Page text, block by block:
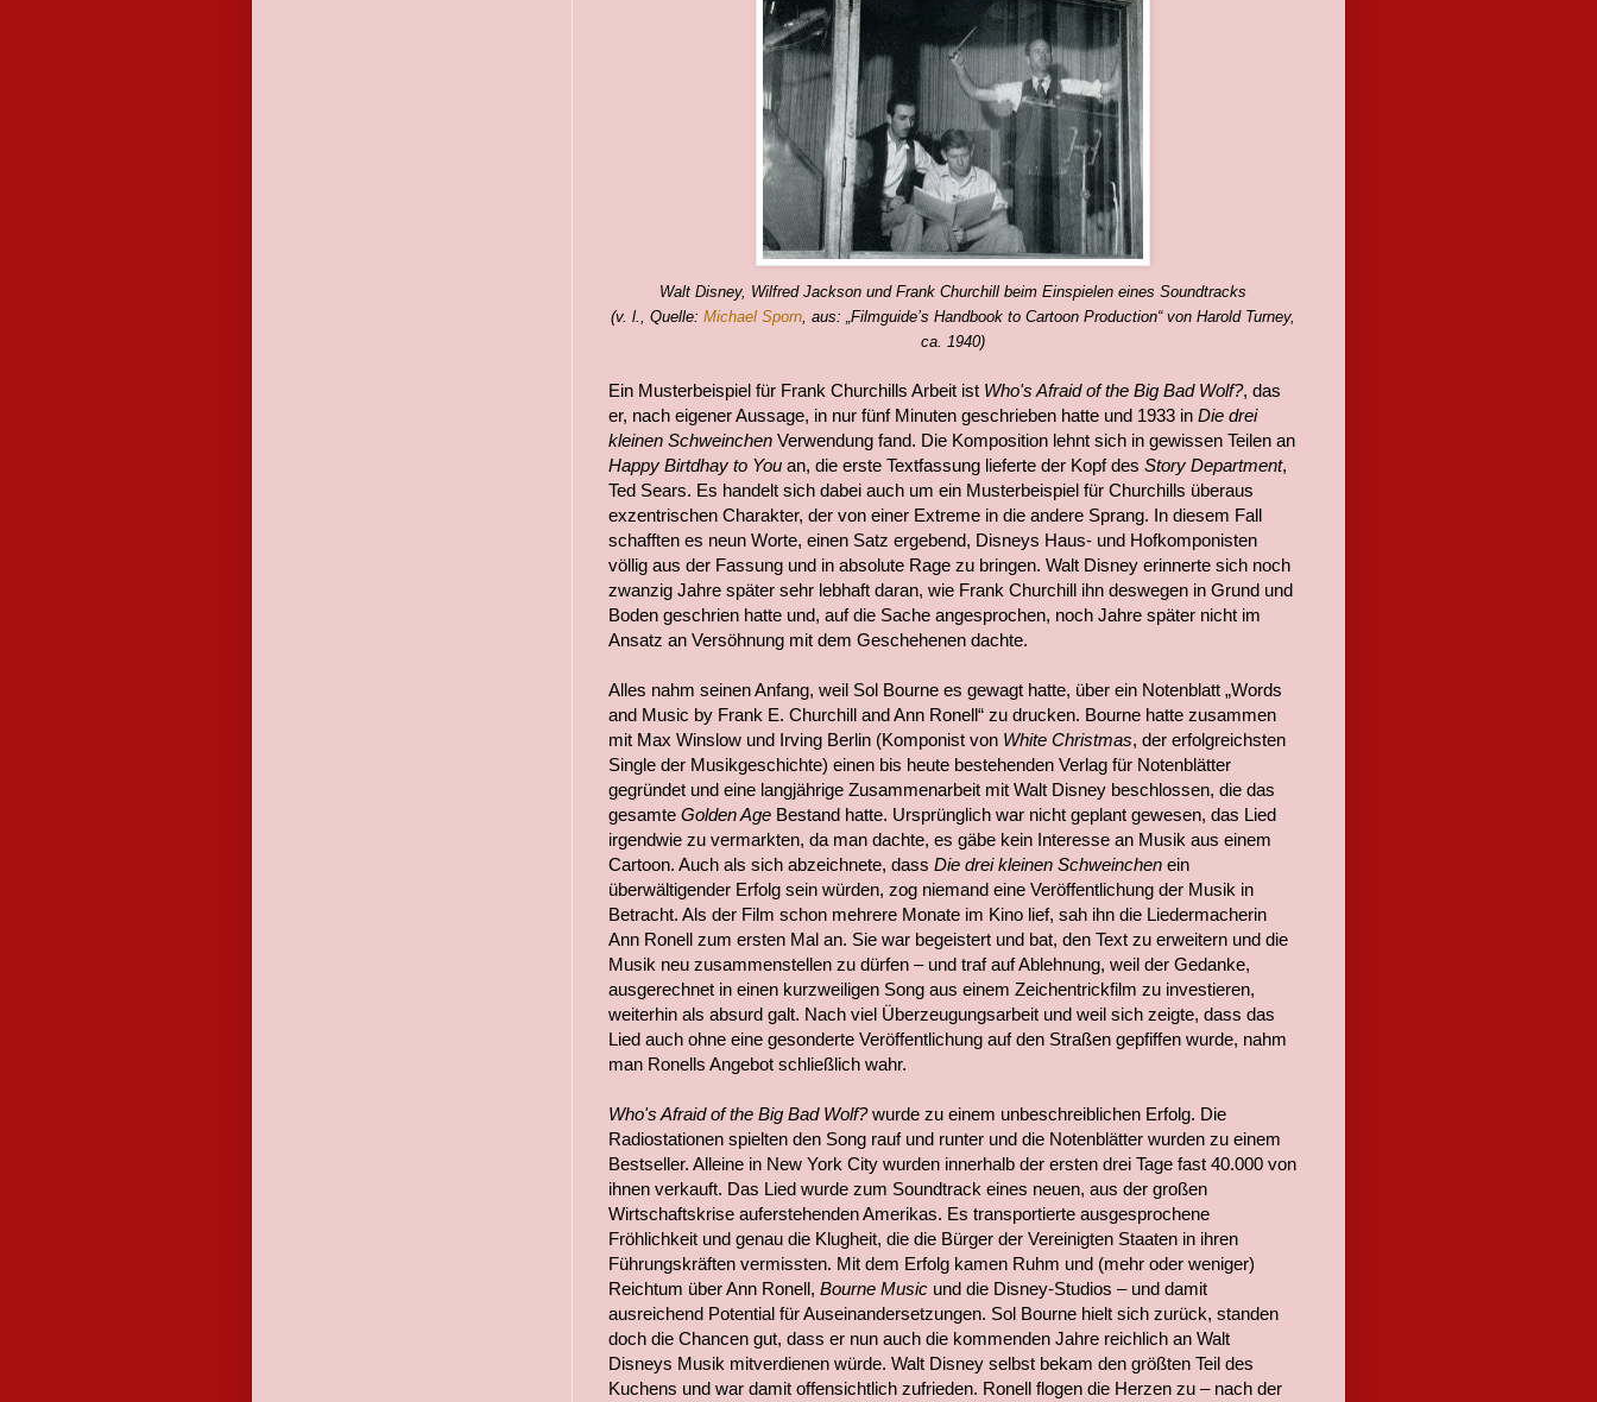
Walt Disney, Wilfred Jackson und Frank Churchill beim Einspielen eines Soundtracks
(v. l., Quelle: Michael Sporn, aus: „Filmguide’s Handbook to Cartoon Production“ von Harold Turney,
ca. 1940)
Ein Musterbeispiel für Frank Churchills Arbeit ist Who's Afraid of the Big Bad Wolf?, das
er, nach eigener Aussage, in nur fünf Minuten geschrieben hatte und 1933 in Die drei
kleinen Schweinchen Verwendung fand. Die Komposition lehnt sich in gewissen Teilen an
Happy Birtdhay to You an, die erste Textfassung lieferte der Kopf des Story Department,
Ted Sears. Es handelt sich dabei auch um ein Musterbeispiel für Churchills überaus
exzentrischen Charakter, der von einer Extreme in die andere Sprang. In diesem Fall
schafften es neun Worte, einen Satz ergebend, Disneys Haus- und Hofkomponisten
völlig aus der Fassung und in absolute Rage zu bringen. Walt Disney erinnerte sich noch
zwanzig Jahre später sehr lebhaft daran, wie Frank Churchill ihn deswegen in Grund und
Boden geschrien hatte und, auf die Sache angesprochen, noch Jahre später nicht im
Ansatz an Versöhnung mit dem Geschehenen dachte.
Alles nahm seinen Anfang, weil Sol Bourne es gewagt hatte, über ein Notenblatt „Words
and Music by Frank E. Churchill and Ann Ronell“ zu drucken. Bourne hatte zusammen
mit Max Winslow und Irving Berlin (Komponist von White Christmas, der erfolgreichsten
Single der Musikgeschichte) einen bis heute bestehenden Verlag für Notenblätter
gegründet und eine langjährige Zusammenarbeit mit Walt Disney beschlossen, die das
gesamte Golden Age Bestand hatte. Ursprünglich war nicht geplant gewesen, das Lied
irgendwie zu vermarkten, da man dachte, es gäbe kein Interesse an Musik aus einem
Cartoon. Auch als sich abzeichnete, dass Die drei kleinen Schweinchen ein
überwältigender Erfolg sein würden, zog niemand eine Veröffentlichung der Musik in
Betracht. Als der Film schon mehrere Monate im Kino lief, sah ihn die Liedermacherin
Ann Ronell zum ersten Mal an. Sie war begeistert und bat, den Text zu erweitern und die
Musik neu zusammenstellen zu dürfen – und traf auf Ablehnung, weil der Gedanke,
ausgerechnet in einen kurzweiligen Song aus einem Zeichentrickfilm zu investieren,
weiterhin als absurd galt. Nach viel Überzeugungsarbeit und weil sich zeigte, dass das
Lied auch ohne eine gesonderte Veröffentlichung auf den Straßen gepfiffen wurde, nahm
man Ronells Angebot schließlich wahr.
Who's Afraid of the Big Bad Wolf?wurde zu einem unbeschreiblichen Erfolg. Die
Radiostationen spielten den Song rauf und runter und die Notenblätter wurden zu einem
Bestseller. Alleine in New York City wurden innerhalb der ersten drei Tage fast 40.000 von
ihnen verkauft. Das Lied wurde zum Soundtrack eines neuen, aus der großen
Wirtschaftskrise auferstehenden Amerikas. Es transportierte ausgesprochene
Fröhlichkeit und genau die Klugheit, die die Bürger der Vereinigten Staaten in ihren
Führungskräften vermissten. Mit dem Erfolg kamen Ruhm und (mehr oder weniger)
Reichtum über Ann Ronell, Bourne Music und die Disney-Studios – und damit
ausreichend Potential für Auseinandersetzungen. Sol Bourne hielt sich zurück, standen
doch die Chancen gut, dass er nun auch die kommenden Jahre reichlich an Walt
Disneys Musik mitverdienen würde. Walt Disney selbst bekam den größten Teil des
Kuchens und war damit offensichtlich zufrieden. Ronell flogen die Herzen zu – nach der